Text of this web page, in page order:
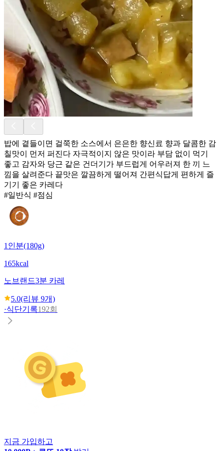
밥에 곁들이면 걸쭉한 소스에서 은은한 향신료 향과 달콤한 감
칠맛이 먼저 퍼진다 자극적이지 않은 맛이라 부담 없이 먹기
좋고 감자와 당근 같은 건더기가 부드럽게 어우러져 한 끼 느
낌을 살려준다 끝맛은 깔끔하게 떨어져 간편식답게 편하게 즐
기기 좋은 카레다
#일반식 #점심
1인분(180g)
165kcal
노브랜드3분 카레
5.0(리뷰 9개)
·식단기록192회
지금 가입하고